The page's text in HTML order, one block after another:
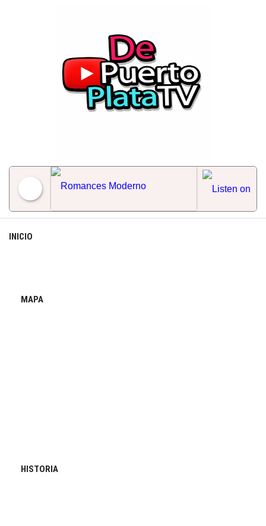
INICIO
MAPA
HISTORIA